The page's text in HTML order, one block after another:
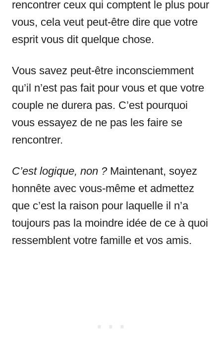
rencontrer ceux qui comptent le plus pour
vous, cela veut peut-être dire que votre
esprit vous dit quelque chose.
Vous savez peut-être inconsciemment
qu’il n’est pas fait pour vous et que votre
couple ne durera pas. C’est pourquoi
vous essayez de ne pas les faire se
rencontrer.
C’est logique, non ?Maintenant, soyez
honnête avec vous-même et admettez
que c’est la raison pour laquelle il n’a
toujours pas la moindre idée de ce à quoi
ressemblent votre famille et vos amis.